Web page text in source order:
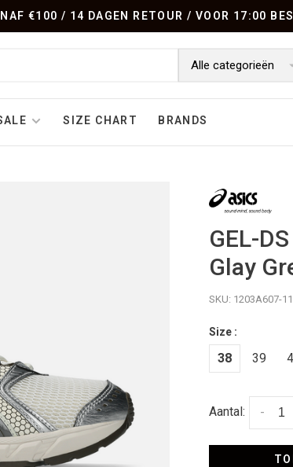
€100 / 14 DAGEN RETOUR / VOOR 17:00
Alle categorieën
SIZE CHART BRANDS
GEL-
Glay
SKU: 1203A607-
Size :
38 39
Aantal: -